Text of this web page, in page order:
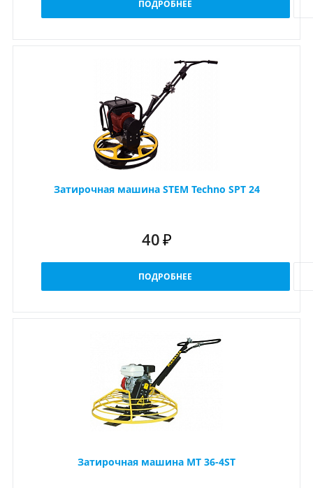
ПОДРОБНЕЕ
Затирочная машина STEM Techno SPT 24
40 ₽
ПОДРОБНЕЕ
Затирочная машина МТ 36-4ST